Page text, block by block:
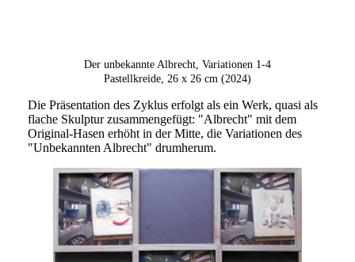
Der unbekannte Albrecht, Variationen 1-4
Pastellkreide, 26 x 26 cm (2024)
Die Präsentation des Zyklus erfolgt als ein Werk, quasi als
flache Skulptur zusammengefügt: "Albrecht" mit dem
Original-Hasen erhöht in der Mitte, die Variationen des
"Unbekannten Albrecht" drumherum.